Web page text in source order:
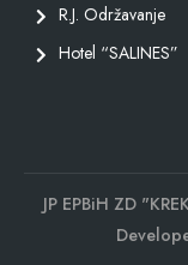
R.J. Održavanje
Hotel “SALINES”
JP EPBiH ZD